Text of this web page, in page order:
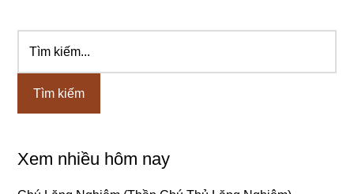
Sidebar
chính
kiếm...
Xem nhiều hôm nay